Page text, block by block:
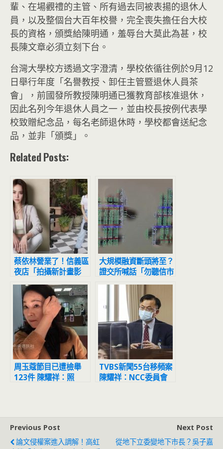
輩、在場觀禮的主管、所有過去同被表揚的退休人
員，以及整個台大百年校譽，完全喪失擔任台大校
長的資格，頒獎給陳明通，羞辱台大莫此為甚，校
長陳文章必須立刻下台。
台灣大學校方透過文字澄清，學校依循往例於9月12
日舉行年度「名譽教授、卸任主管暨退休人員茶
會」，前國發所教授陳明通已獲教育部核准退休，
因此名列今年退休人員之一，並由校長按例代表學
校致贈紀念品，每名老師退休時，學校都會送紀念
品，並非「頒獎」。
Related Posts:
蔡依林營業了！信義區
夜店「拍攝新計畫影
片」網友目擊驚：本人
正到翻掉
大規模融資斷頭將至？
證交所喊話「勿聽信市
場流言」
周玉蔻節目已遭檢舉
123件 陳耀祥：照
TVBS新聞55台移頻案
陳耀祥：NCC委員會
Previous Post
論文侵權案進入調解！高虹
Next Post
從地下立委變地下市長？吳子嘉